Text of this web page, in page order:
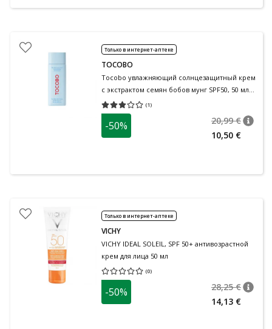
Только в интернет-аптеке
TOCOBO
Tocobo увлажняющий солнцезащитный крем
с экстрактом семян бобов мунг SPF50, 50 мл
50 мл
(1)
Средняя оценка 3.00
-50% 20,99 €
10,50 €
Только в интернет-аптеке
VICHY
VICHY IDEAL SOLEIL, SPF 50+ антивозрастной
крем для лица 50 мл
(0)
Средняя оценка 0.00
-50% 28,25 €
14,13 €